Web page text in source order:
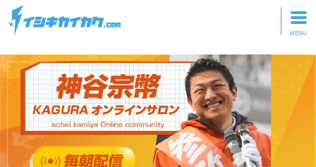
トップページ
動画を見る
記事を読む
セミナーに参加